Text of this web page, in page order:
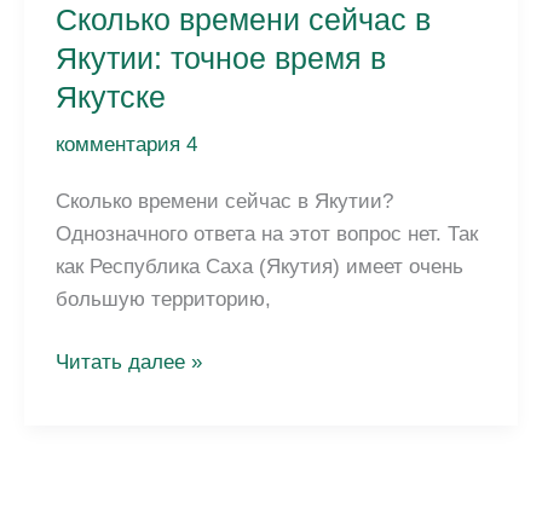
Сколько времени сейчас в
Якутии: точное время в
Якутске
комментария 4
Сколько времени сейчас в Якутии?
Однозначного ответа на этот вопрос нет. Так
как Республика Саха (Якутия) имеет очень
большую территорию,
Сколько
Читать далее »